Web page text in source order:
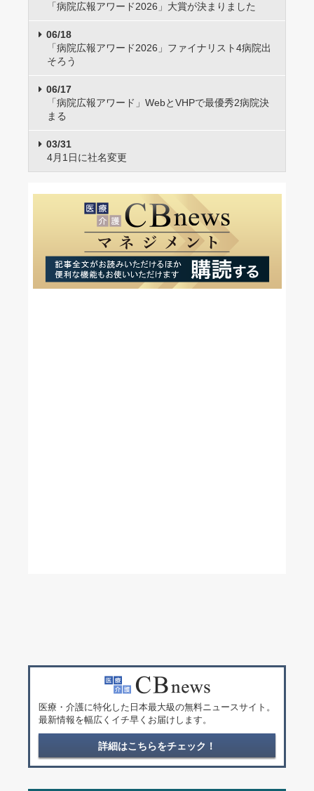
「病院広報アワード2026」大賞が決まりました
06/18
「病院広報アワード2026」ファイナリスト4病院出
そろう
06/17
「病院広報アワード」WebとVHPで最優秀2病院決
まる
03/31
4月1日に社名変更
医療・介護に特化した日本最大級の無料ニュースサイト。
最新情報を幅広くイチ早くお届けします。
詳細はこちらをチェック！